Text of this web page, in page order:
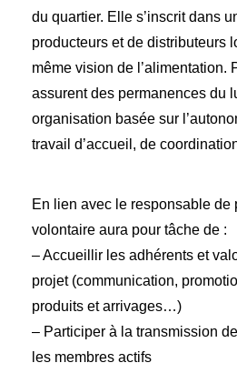
du quartier. Elle s’inscrit dans
producteurs et de distributeurs
même vision de l’alimentation.
assurent des permanences du
organisation basée sur
travail d’accueil, de
En lien avec le responsable de
volontaire aura pour tâche de :
– Accueillir les adhérents et
projet (communication,
produits et arrivages…)
– Participer à la transmission
les membres actifs